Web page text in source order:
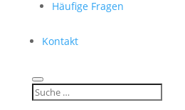
Häufige Fragen
Kontakt